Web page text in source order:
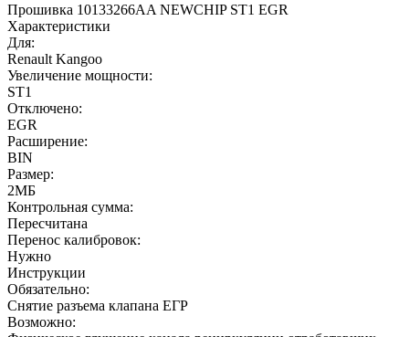
Прошивка 10133266AA NEWCHIP ST1 EGR
Характеристики
Для:
Renault Kangoo
Увеличение мощности:
ST1
Отключено:
EGR
Расширение:
BIN
Размер:
2МБ
Контрольная сумма:
Пересчитана
Перенос калибровок:
Нужно
Инструкции
Обязательно:
Снятие разъема клапана ЕГР
Возможно: